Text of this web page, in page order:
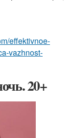
effektivnoe-
vazhnost-
20+